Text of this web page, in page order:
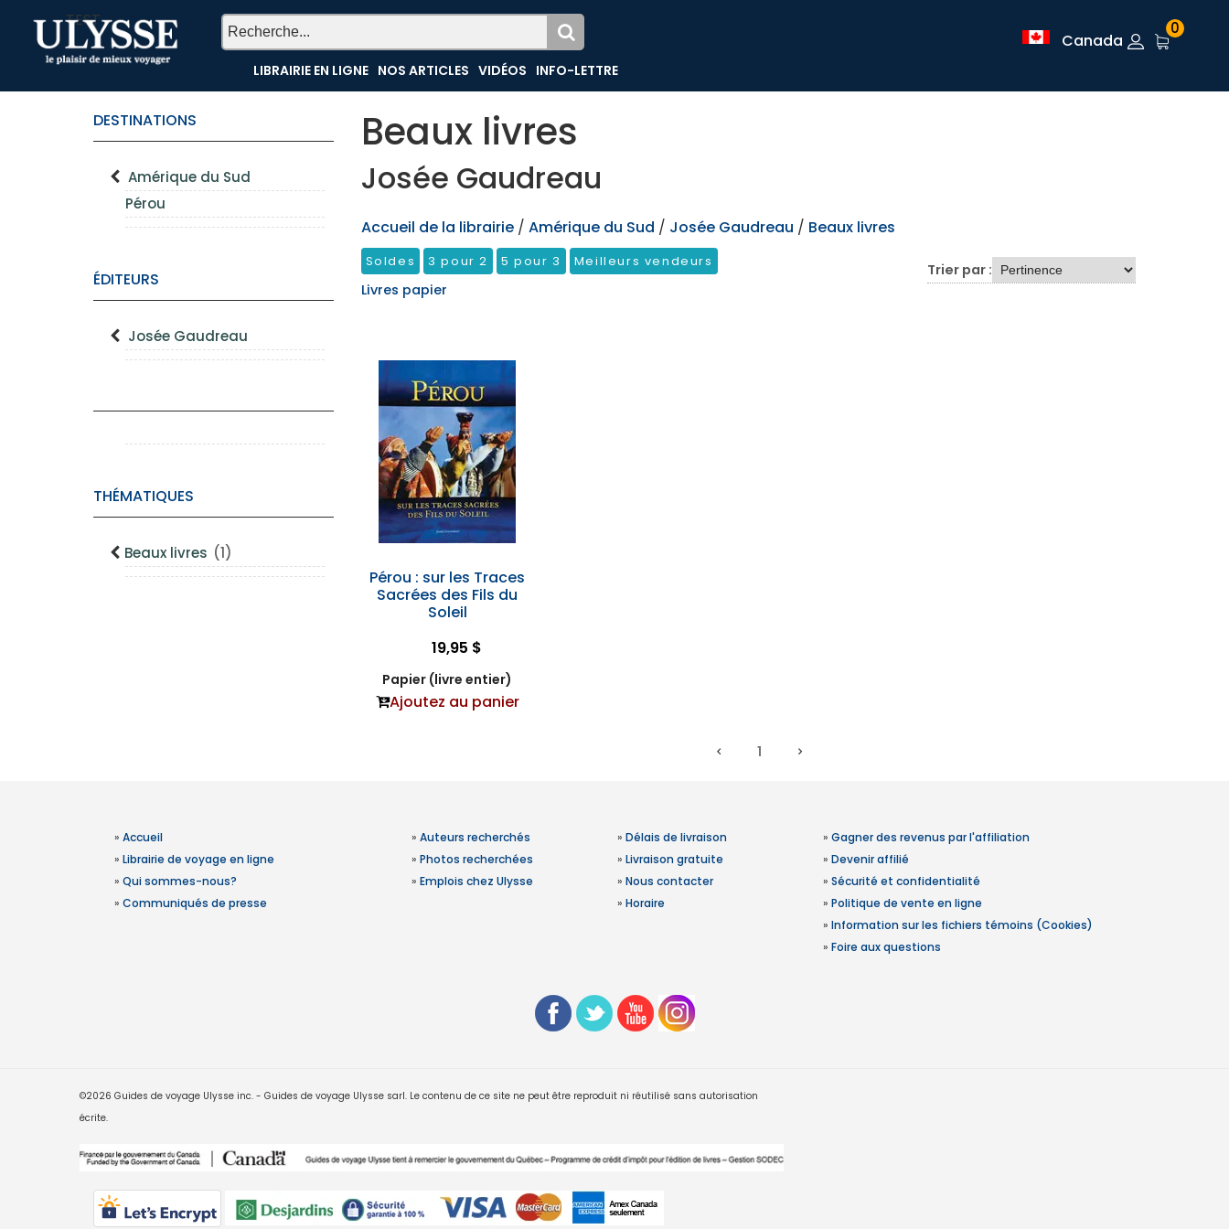
TEST
LIBRAIRIE EN LIGNE NOS ARTICLES VIDÉOS INFO-LETTRE
Canada
0
DESTINATIONS
Amérique du Sud
Pérou
ÉDITEURS
Josée Gaudreau
THÉMATIQUES
Beaux livres (1)
Beaux livres
Josée Gaudreau
Accueil de la librairie / Amérique du Sud / Josée Gaudreau / Beaux livres
Soldes 3 pour 2 5 pour 3 Meilleurs vendeurs
Livres papier
Trier par :
Pérou : sur les Traces
Sacrées des Fils du
Soleil
19,95 $
Papier (livre entier)
Ajoutez au panier
1
» Accueil
» Librairie de voyage en ligne
» Qui sommes-nous?
» Communiqués de presse
» Auteurs recherchés
» Photos recherchées
» Emplois chez Ulysse
» Délais de livraison
» Livraison gratuite
» Nous contacter
» Horaire
» Gagner des revenus par l'affiliation
» Devenir affilié
» Sécurité et confidentialité
» Politique de vente en ligne
» Information sur les fichiers témoins (Cookies)
» Foire aux questions
©2026 Guides de voyage Ulysse inc. - Guides de voyage Ulysse sarl. Le contenu de ce site ne peut être reproduit ni réutilisé sans autorisation
écrite.